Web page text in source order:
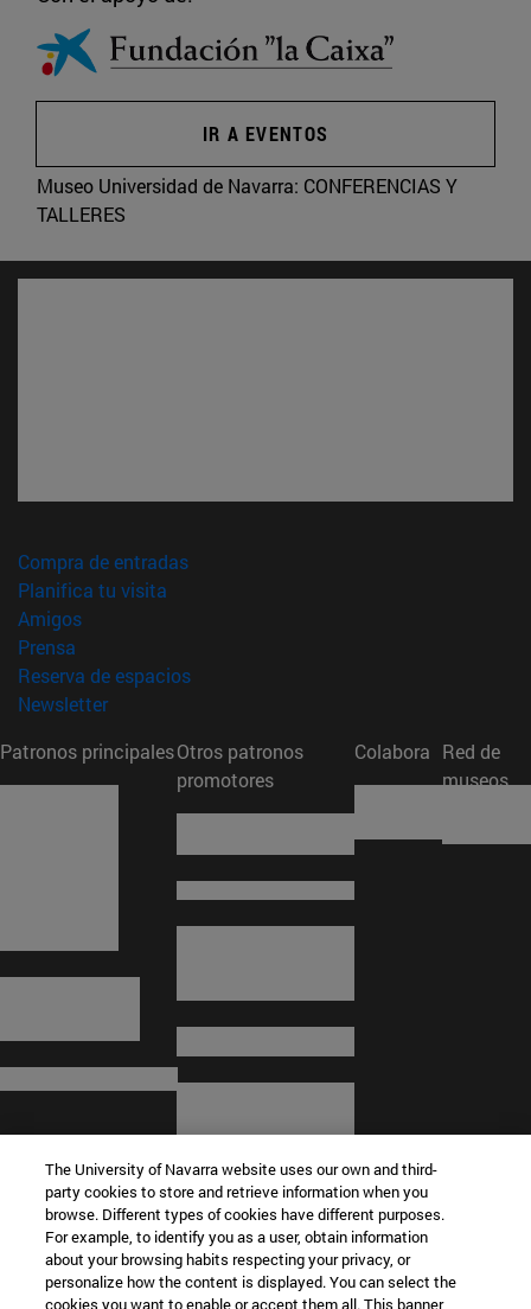
IR A EVENTOS
Museo Universidad de Navarra: CONFERENCIAS Y
TALLERES
Compra de entradas(abre en nueva ventana)
Planifica tu visita
Amigos(abre en nueva ventana)
Prensa
Reserva de espacios(abre en nueva ventana)
Newsletter(abre en nueva ventana)
Patronos principalesOtros patronos
promotores
Colabora Red de
museos
© Universidad de Navarra
The University of Navarra website uses our own and third-
party cookies to store and retrieve information when you
browse. Different types of cookies have different purposes.
For example, to identify you as a user, obtain information
about your browsing habits respecting your privacy, or
personalize how the content is displayed. You can select the
cookies you want to enable or accept them all. This banner